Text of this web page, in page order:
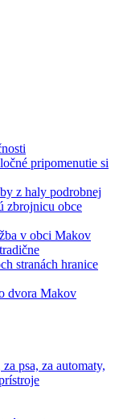
pripomenutie si
z haly podrobnej
zbrojnicu obce
v obci Makov
stranách hranice
dvora Makov
psa, za automaty,